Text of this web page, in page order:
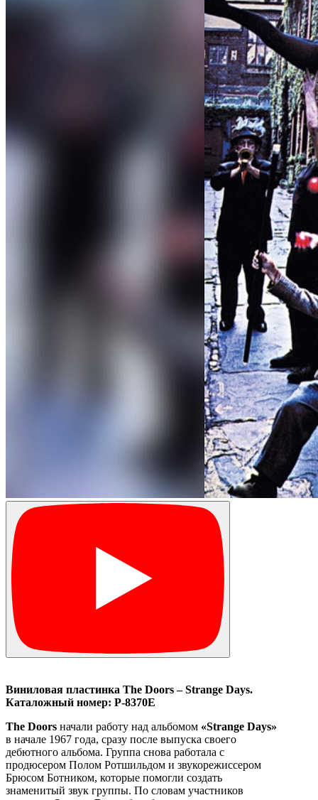
Виниловая пластинка The Doors – Strange Days.
Каталожный номер: P-8370E
The Doors начали работу над альбомом «Strange Days»
в начале 1967 года, сразу после выпуска своего
дебютного альбома. Группа снова работала с
продюсером Полом Ротшильдом и звукорежиссером
Брюсом Ботником, которые помогли создать
знаменитый звук группы. По словам участников